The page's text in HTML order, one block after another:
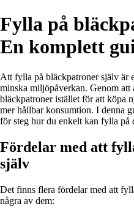
Fylla på
En komplett
Att fylla på bläckpatroner själv är
minska miljöpåverkan. Genom att
bläckpatroner istället för att köpa
mer hållbar konsumtion. I denna
för steg hur du enkelt kan fylla på
Fördelar med att
själv
Det finns flera fördelar med att
några av dem: